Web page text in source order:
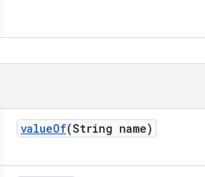
valueOf(String name)